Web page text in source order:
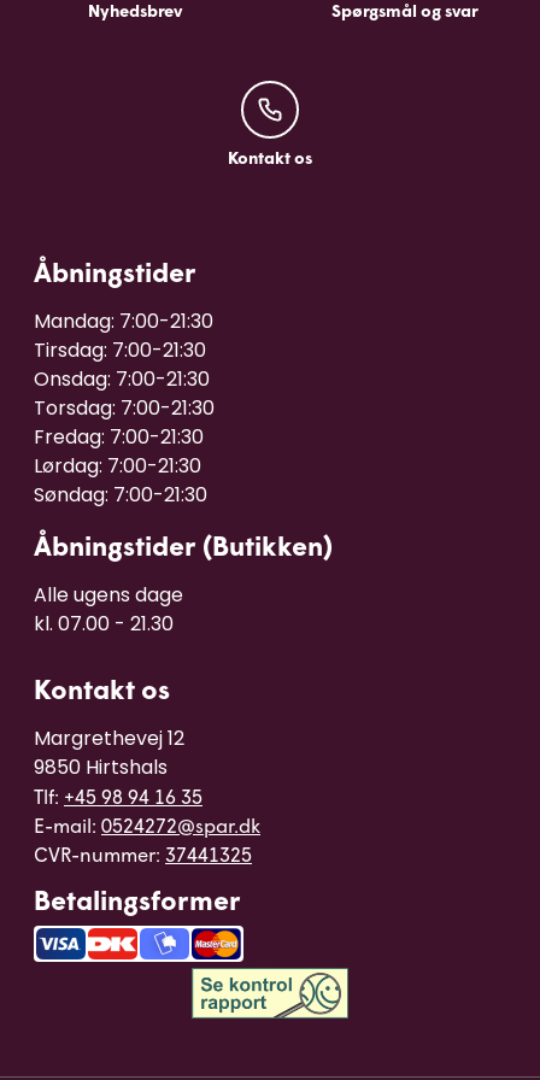
Nyhedsbrev
Spørgsmål og svar
Kontakt os
Kontakt os
Åbningstider
Mandag: 7:00-21:30
Tirsdag: 7:00-21:30
Onsdag: 7:00-21:30
Torsdag: 7:00-21:30
Fredag: 7:00-21:30
Lørdag: 7:00-21:30
Åbningstider (Butikken)
Alle ugens dage
kl. 07.00 - 21.30
Kontakt os
Margrethevej 12
9850 Hirtshals
Tlf: +45 98 94 16 35
E-mail: 0524272@spar.dk
CVR-nummer: 37441325
Betalingsformer